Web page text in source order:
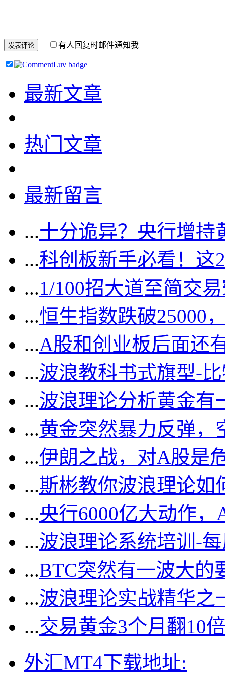
有人回复时邮件通知我
最新文章
热门文章
最新留言
...十分诡异？央行增持
...科创板新手必看！这
...1/100招大道至简交
...恒生指数跌破25000
...A股和创业板后面还
...波浪教科书式旗型-
...波浪理论分析黄金有
...黄金突然暴力反弹，
...伊朗之战，对A股是
...斯彬教你波浪理论如
...央行6000亿大动作
...波浪理论系统培训-
...BTC突然有一波大的
...波浪理论实战精华
...交易黄金3个月翻10
外汇MT4下载地址: